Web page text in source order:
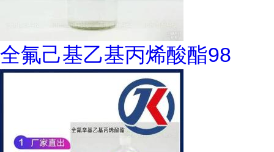
全氟己基乙基丙烯酸酯98